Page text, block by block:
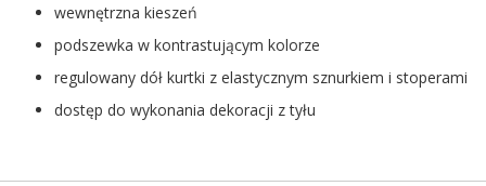
wewnętrzna kieszeń
podszewka w kontrastującym kolorze
regulowany dół kurtki z elastycznym sznurkiem i stoperami
dostęp do wykonania dekoracji z tyłu